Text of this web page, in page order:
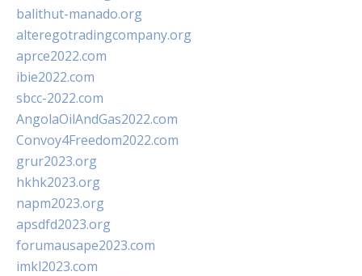
balithut-manado.org
alteregotradingcompany.org
aprce2022.com
ibie2022.com
sbcc-2022.com
AngolaOilAndGas2022.com
Convoy4Freedom2022.com
grur2023.org
hkhk2023.org
napm2023.org
apsdfd2023.org
forumausape2023.com
imkl2023.com